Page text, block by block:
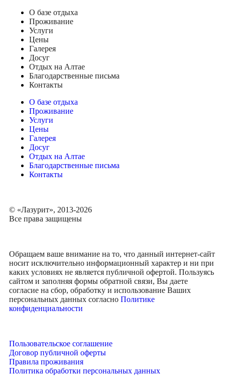
О базе отдыха
Проживание
Услуги
Цены
Галерея
Досуг
Отдых на Алтае
Благодарственные письма
Контакты
О базе отдыха
Проживание
Услуги
Цены
Галерея
Досуг
Отдых на Алтае
Благодарственные письма
Контакты
© «Лазурит», 2013-2026
Все права защищены
Обращаем ваше внимание на то, что данный интернет-сайт
носит исключительно информационный характер и ни при
каких условиях не является публичной офертой. Пользуясь
сайтом и заполняя формы обратной связи, Вы даете
согласие на сбор, обработку и использование Ваших
персональных данных согласно Политике
конфиденциальности
Пользовательское соглашение
Договор публичной оферты
Правила проживания
Политика обработки персональных данных